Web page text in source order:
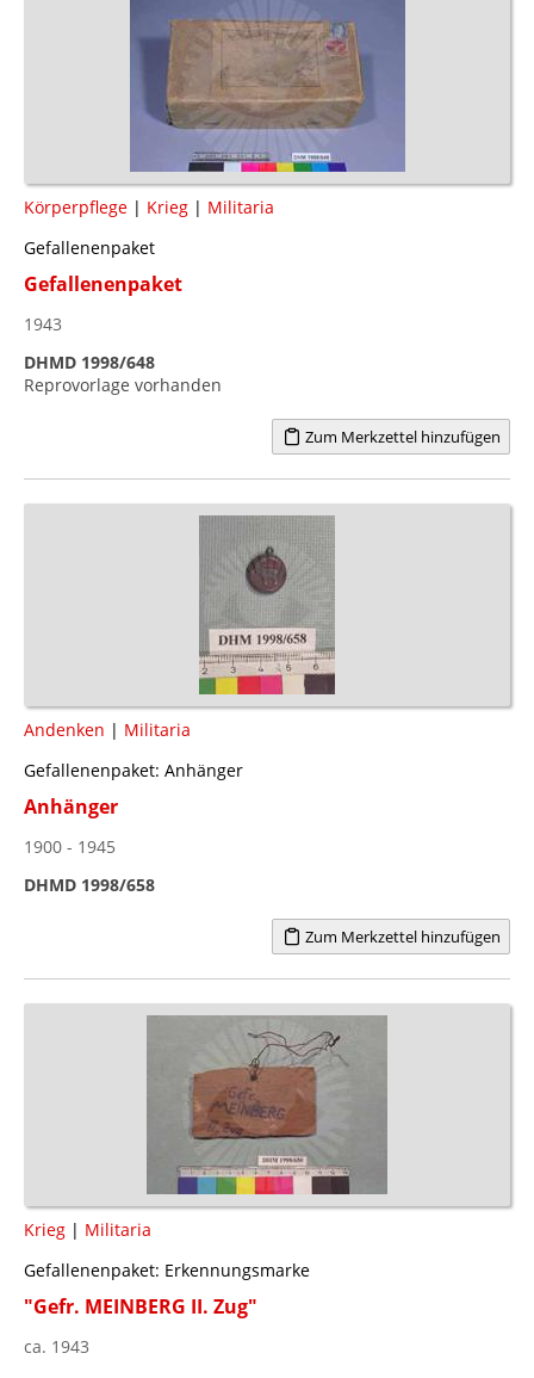
Körperpflege | Krieg | Militaria
Gefallenenpaket
Gefallenenpaket
1943
DHMD 1998/648
Reprovorlage vorhanden
Zum Merkzettel hinzufügen
Andenken | Militaria
Gefallenenpaket: Anhänger
Anhänger
1900 - 1945
DHMD 1998/658
Zum Merkzettel hinzufügen
Krieg | Militaria
Gefallenenpaket: Erkennungsmarke
"Gefr. MEINBERG II. Zug"
ca. 1943